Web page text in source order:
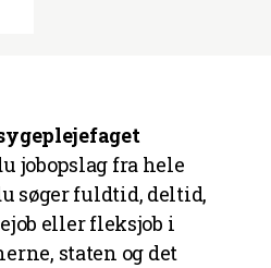
jobopslag fra hele
søger fuldtid, deltid,
eller fleksjob i
staten og det